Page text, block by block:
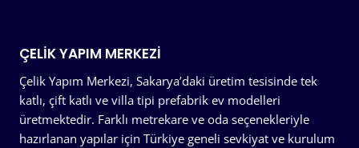
ÇELIK YAPIM MERKEZI
Çelik Yapım Merkezi, Sakarya’daki üretim tesisinde tek
katlı, çift katlı ve villa tipi prefabrik ev modelleri
üretmektedir. Farklı metrekare ve oda seçenekleriyle
hazırlanan yapılar için Türkiye geneli sevkiyat ve kurulum